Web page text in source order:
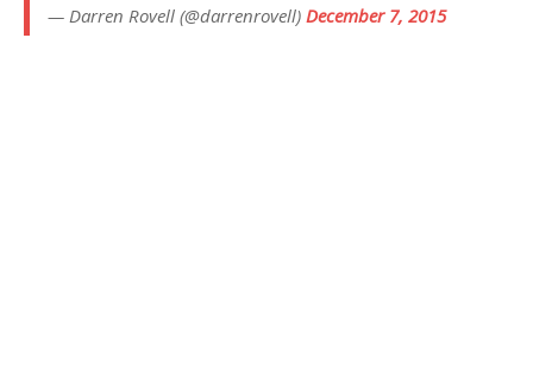
— Darren Rovell (@darrenrovell) December 7, 2015